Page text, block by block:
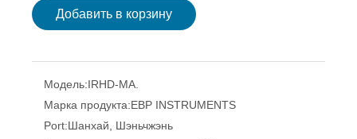
Добавить в корзину
Модель:IRHD-MA.
Марка продукта:EBP INSTRUMENTS
Port:Шанхай, Шэньчжэнь